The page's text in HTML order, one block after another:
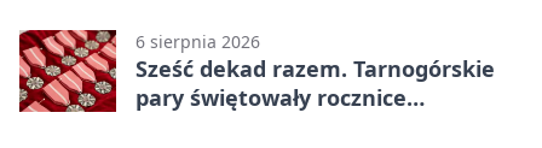
6 sierpnia 2026
Sześć dekad razem. Tarnogórskie
pary świętowały rocznice